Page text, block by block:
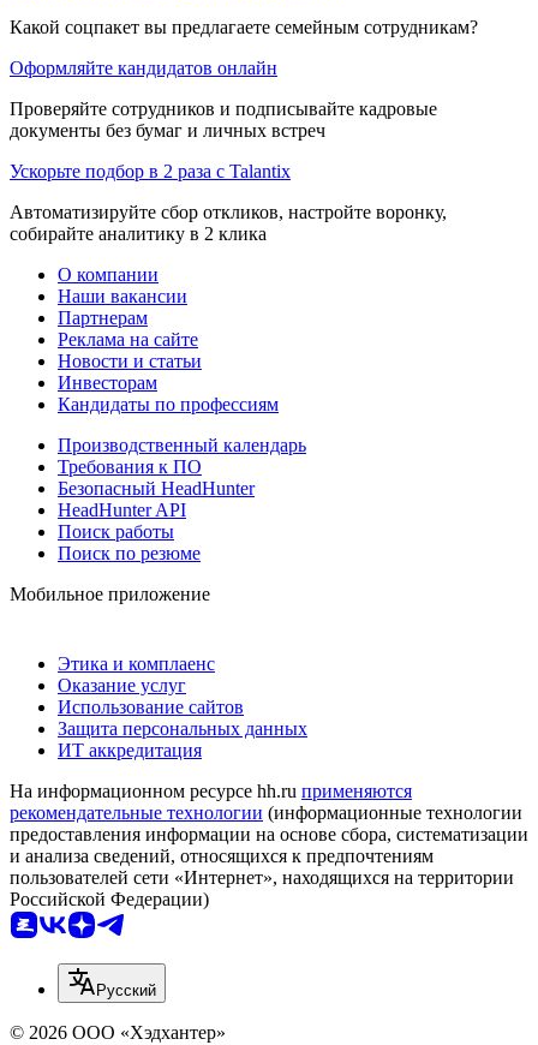
Какой соцпакет вы предлагаете семейным сотрудникам?
Оформляйте кандидатов онлайн
Проверяйте сотрудников и подписывайте кадровые
документы без бумаг и личных встреч
Ускорьте подбор в 2 раза с Talantix
Автоматизируйте сбор откликов, настройте воронку,
собирайте аналитику в 2 клика
О компании
Наши вакансии
Партнерам
Реклама на сайте
Новости и статьи
Инвесторам
Кандидаты по профессиям
Производственный календарь
Требования к ПО
Безопасный HeadHunter
HeadHunter API
Поиск работы
Поиск по резюме
Мобильное приложение
Этика и комплаенс
Оказание услуг
Использование сайтов
Защита персональных данных
ИТ аккредитация
На информационном ресурсе hh.ru применяются
рекомендательные технологии (информационные технологии
предоставления информации на основе сбора, систематизации
и анализа сведений, относящихся к предпочтениям
пользователей сети «Интернет», находящихся на территории
Российской Федерации)
Русский
© 2026 ООО «Хэдхантер»